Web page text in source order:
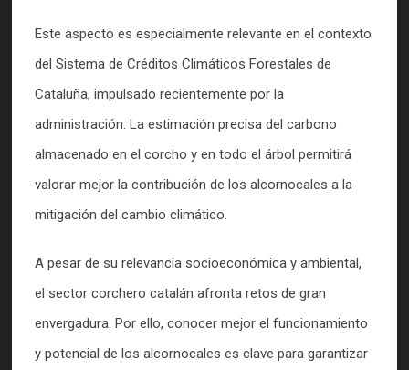
Este aspecto es especialmente relevante en el contexto
del Sistema de Créditos Climáticos Forestales de
Cataluña, impulsado recientemente por la
administración. La estimación precisa del carbono
almacenado en el corcho y en todo el árbol permitirá
valorar mejor la contribución de los alcornocales a la
mitigación del cambio climático.
A pesar de su relevancia socioeconómica y ambiental,
el sector corchero catalán afronta retos de gran
envergadura. Por ello, conocer mejor el funcionamiento
y potencial de los alcornocales es clave para garantizar